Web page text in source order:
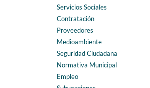
Servicios Sociales
Contratación
Proveedores
Medioambiente
Seguridad Ciudadana
Normativa Municipal
Empleo